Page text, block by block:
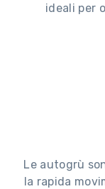
ideali per
Le autogrù
la rapida